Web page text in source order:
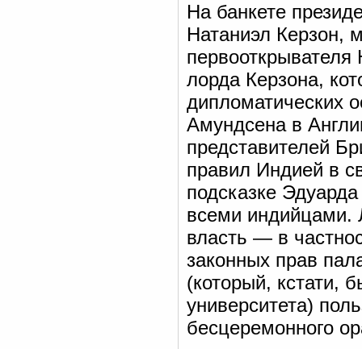
На банкете
Натаниэл Керзон,
лорда Керзона,
дипломатических
Амундсена в
представителей
правил Индией в
подсказке
всеми индийцами.
власть — в
законных прав
(который, кстати,
университета)
бесцеремонного